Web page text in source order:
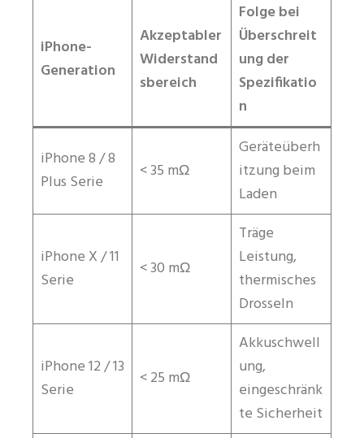
iPhone-
Generation
Akzeptabler
Widerstand
sbereich
Folge bei
Überschreit
ung der
Spezifikatio
n
iPhone 8 / 8
Plus Serie
< 35 mΩ
Geräteüberh
itzung beim
Laden
iPhone X / 11
Serie
< 30 mΩ
Träge
Leistung,
thermisches
Drosseln
iPhone 12 / 13
Serie
< 25 mΩ
Akkuschwell
ung,
eingeschränk
te Sicherheit